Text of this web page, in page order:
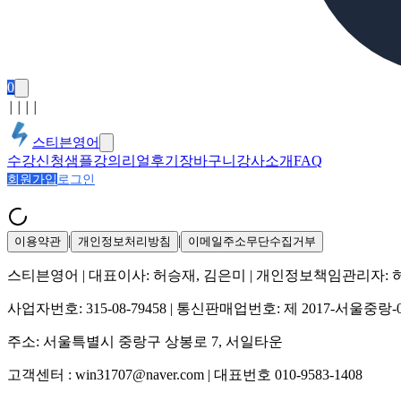
0
스티븐영어
수강신청샘플강의 리얼후기 장바구니 강사소개FAQ
회원가입 로그인
이용약관 | 개인정보처리방침 | 이메일주소무단수집거부
스티븐영어 | 대표이사: 허승재, 김은미 | 개인정보책임관리자:
사업자번호: 315-08-79458 | 통신판매업번호: 제 2017-서울중랑-
주소: 서울특별시 중랑구 상봉로 7, 서일타운
고객센터 : win31707@naver.com | 대표번호 010-9583-1408